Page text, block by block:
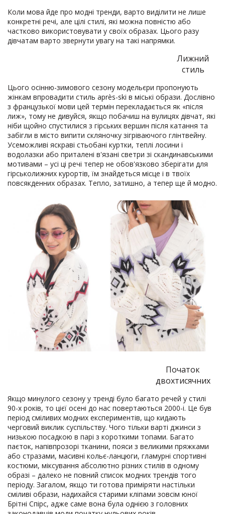
Коли мова йде про модні тренди, варто виділити не лише
конкретні речі, але цілі стилі, які можна повністю або
частково використовувати у своїх образах. Цього разу
дівчатам варто звернути увагу на такі напрямки.
Лижний
стиль
Цього осінню-зимового сезону модельєри пропонують
жінкам впровадити стиль après-ski в міські образи. Дослівно
з французької мови цей термін перекладається як «після
лиж», тому не дивуйся, якщо побачиш на вулицях дівчат, які
ніби щойно спустилися з гірських вершин після катання та
забігли в місто випити скляночку зігріваючого глінтвейну.
Усеможливі яскраві стьобані куртки, теплі лосини і
водолазки або приталені в'язані светри зі скандинавськими
мотивами – усі ці речі тепер не обов'язково зберігати для
гірськолижних курортів, їм знайдеться місце і в твоїх
повсякденних образах. Тепло, затишно, а тепер ще й модно.
Початок
двохтисячних
Якщо минулого сезону у тренді було багато речей у стилі
90-х років, то цієї осені до нас повертаються 2000-і. Це був
період сміливих модних експериментів, що кидають
черговий виклик суспільству. Чого тільки варті джинси з
низькою посадкою в парі з короткими топами. Багато
паєток, напівпрозорі тканини, пояси з великими пряжками
або стразами, масивні кольє-ланцюги, гламурні спортивні
костюми, міксування абсолютно різних стилів в одному
образі – далеко не повний список модних трендів того
періоду. Загалом, якщо ти готова приміряти настільки
сміливі образи, надихайся старими кліпами зовсім юної
Брітні Спірс, адже саме вона була однією з головних